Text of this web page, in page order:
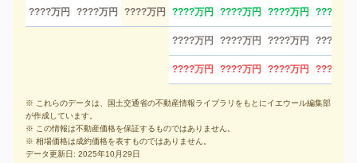
????万円 ????万円 ????万円 ????万円 ????万円 ????万円 ????万円
????万円 ????万円 ????万円 ????万円
????万円 ????万円 ????万円 ????万円
※ これらのデータは、国土交通省の不動産情報ライブラリをもとにイエウール編集部
が作成しています。
※ この情報は不動産価格を保証するものではありません。
※ 相場価格は成約価格を表すものではありません。
データ更新日: 2025年10月29日